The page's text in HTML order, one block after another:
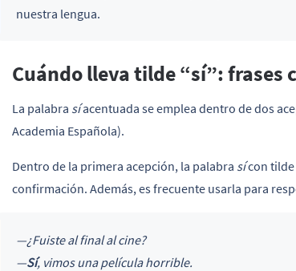
nuestra lengua.
Cuándo lleva tilde “sí”: frases
La palabra síacentuada se emplea dentro de dos
Academia Española).
Dentro de la primera acepción, la palabra sícon tilde
confirmación. Además, es frecuente usarla para
—¿Fuiste al final al cine?
—Sí, vimos una película horrible.